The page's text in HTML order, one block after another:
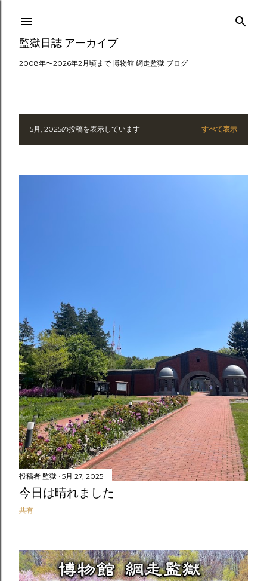
スキップしてメイン コンテンツに移動
監獄日誌 アーカイブ
2008年〜2026年2月頃まで 博物館 網走監獄 ブログ
投5月, 2025の投稿を表示しています すべて表示
投稿者 監獄 5月 27, 2025
今日は晴れました
共有